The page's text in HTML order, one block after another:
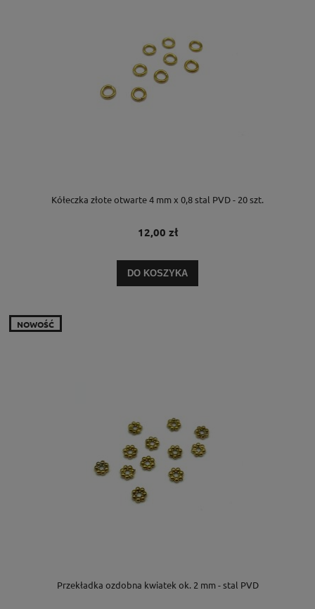
Kółeczka złote otwarte 4 mm x 0,8 stal PVD - 20 szt.
12,00 zł
DO KOSZYKA
Przekładka ozdobna kwiatek ok. 2 mm - stal PVD
NOWOŚĆ